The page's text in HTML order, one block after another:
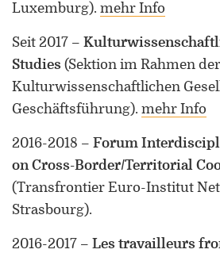
Luxemburg). mehr Info
Seit 2017 –
Studies (Sektion im Rahmen der
Kulturwissenschaftlichen
Geschäftsführung). mehr Info
2016-2018 – Forum
on Cross-Border/Territorial
(Transfrontier Euro-Institut
Strasbourg).
2016-2017 – Les travailleurs